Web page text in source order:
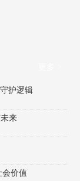
护逻辑
来
价值